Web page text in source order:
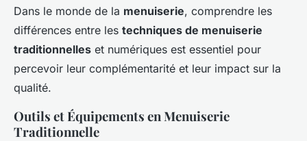
Dans le monde de la menuiserie, comprendre les
différences entre les techniques de menuiserie
traditionnelles et numériques est essentiel pour
percevoir leur complémentarité et leur impact sur la
qualité.
Outils et Équipements en Menuiserie
Traditionnelle